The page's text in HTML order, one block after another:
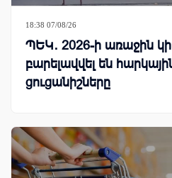
18:38 07/08/26
ՊԵԿ․ 2026-ի առաջին
բարելավվել են
ցուցանիշները